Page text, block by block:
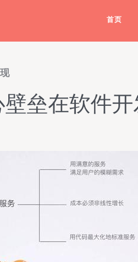
首页
垒在软件